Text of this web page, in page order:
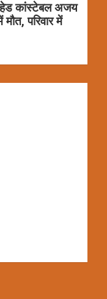
हेड कांस्टेबल अजय
परिवार में